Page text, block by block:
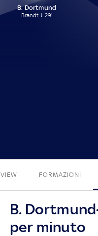
B. Dortmund
Brandt J. 29'
FORMAZIONI
B.
per minuto